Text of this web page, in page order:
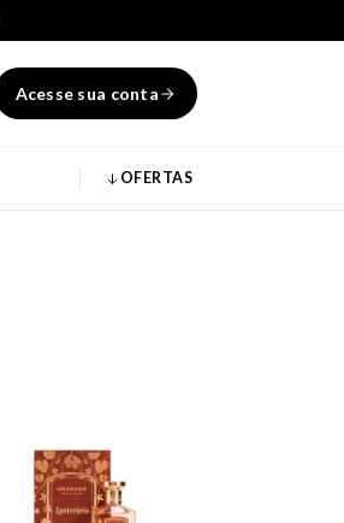
Acesse sua conta
OFERTAS